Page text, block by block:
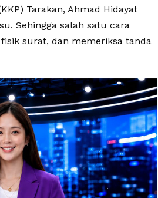
Tarakan, Ahmad Hidayat
Sehingga salah satu cara
surat, dan memeriksa tanda